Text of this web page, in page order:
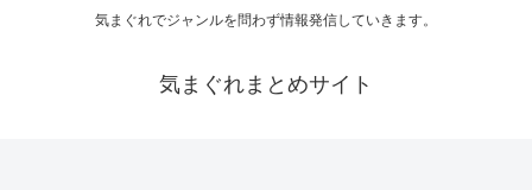
気まぐれでジャンルを問わず情報発信していきます。
気まぐれまとめサイト